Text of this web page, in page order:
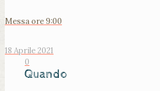
Messa ore 9:00
18 Aprile 2021
0
Quando